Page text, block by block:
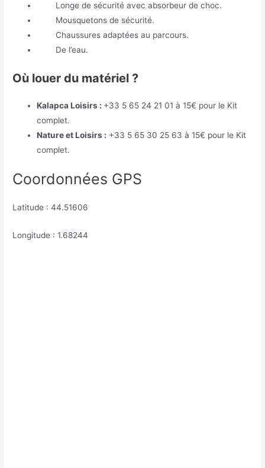
Longe de sécurité avec absorbeur de choc.
Mousquetons de sécurité.
Chaussures adaptées au parcours.
De l’eau.
Où louer du matériel ?
Kalapca Loisirs : +33 5 65 24 21 01 à 15€ pour le Kit
complet.
Nature et Loisirs : +33 5 65 30 25 63 à 15€ pour le Kit
complet.
Coordonnées GPS
Latitude : 44.51606
Longitude : 1.68244